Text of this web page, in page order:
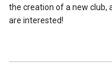
the creation of a new club,
are interested!